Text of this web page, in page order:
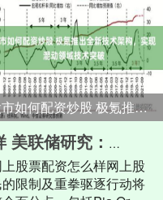
股市如何配资炒股 极氪推出全新技术架构，实现混动领域技术突破
制将在今年重创美国经济
股票配资怎么样网上股
限制及重拳驱逐行动将